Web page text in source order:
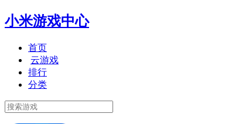
小米游戏中心
首页
云游戏
排行
分类